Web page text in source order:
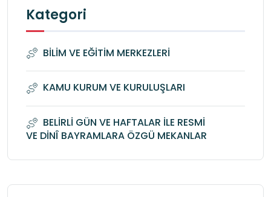
Kategori
BİLİM VE EĞİTİM MERKEZLERİ
KAMU KURUM VE KURULUŞLARI
BELİRLİ GÜN VE HAFTALAR İLE RESMİ
VE DİNÎ BAYRAMLARA ÖZGÜ MEKANLAR